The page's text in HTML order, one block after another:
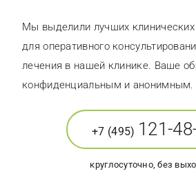
Мы выделили лучших клинических
для оперативного
лечения в нашей клинике. Ваше
конфиденциальным и анонимным.
+7 (495) 121-
круглосуточно, без